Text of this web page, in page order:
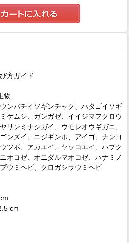
方ガイド
物
ンバチイソギンチャク、ハタゴイソギ
ケムシ、ガンガゼ、イイジマフクロウ
サンミナシガイ、ウモレオウギガニ、
ンズイ、ニジギンポ、アイゴ、ナンヨ
ツボ、アカエイ、ヤッコエイ、ハブク
オコゼ、オニダルマオコゼ、ハナミノ
ウミヘビ、クロガシラウミヘビ
cm